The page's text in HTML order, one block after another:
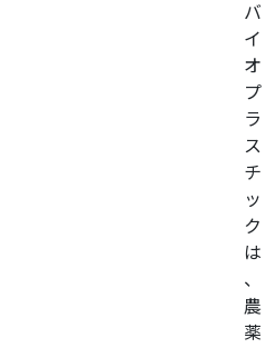
バ
イ
オ
プ
ラ
ス
チ
ッ
ク
は
、
農
薬